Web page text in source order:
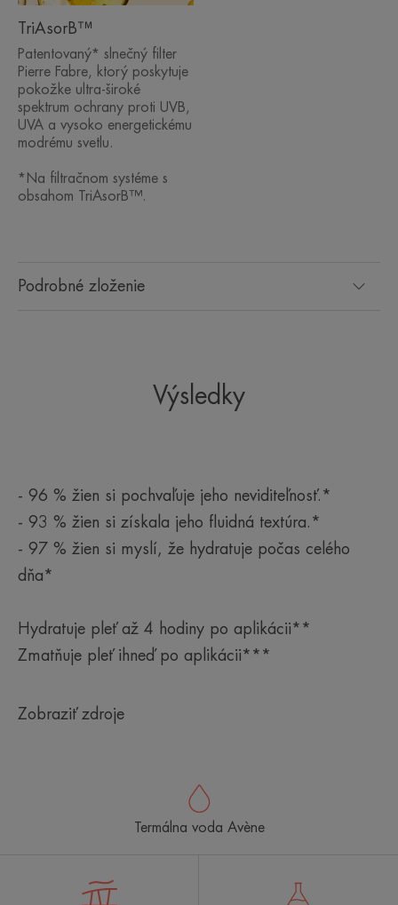
Podrobné zloženie
TriAsorB™
Patentovaný* slnečný filter
Pierre Fabre, ktorý poskytuje
pokožke ultra-široké
spektrum ochrany proti UVB,
UVA a vysoko energetickému
modrému svetlu.
*Na filtračnom systéme s
obsahom TriAsorB™.
Výsledky
- 96 % žien si pochvaľuje jeho neviditeľnosť.*
- 93 % žien si získala jeho fluidná textúra.*
- 97 % žien si myslí, že hydratuje počas celého
dňa*
Hydratuje pleť až 4 hodiny po aplikácii**
Zmatňuje pleť ihneď po aplikácii***
Zobraziť zdroje
Termálna voda Avène